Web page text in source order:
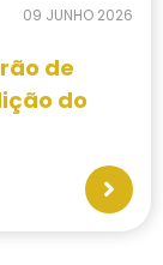
09 JUNHO 2026
de
do